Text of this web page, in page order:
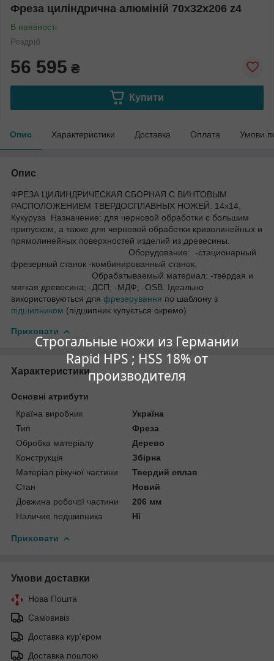
Строгальные ножи из Германии
Rapid HPS ; HSS 18% от
производителя
Фреза циліндрична алюміній 70х32х206 z4
В наявності
Роздріб
56 595 ₴
Купити
Опис Характеристики Доставка Оплата Умови
Опис
ФРЕЗА ЦИЛИНДРИЧЕСКАЯ СБОРНАЯ С ВИНТОВЫМ
РАСПОЛОЖЕНИЕМ ТВЕРДОСПЛАВНЫХ НОЖЕЙ. 14х14,
Кукуруза Назначение: для черновой обработки с большим
припуском, а также для черновой обработки криволинейных и
прямолинейных поверхностей изделий из древесины.
Оборудование: -стационарный
фрезерный станок -комбинированный станок.
Обрабатываемый материал: -твёрдая и
мягкая древесина; -ДСП; -МДФ; -OSB. Ідеально
використовуються для фрезерування по шаблону з
підшипником (підшипник купується окремо)
Приховати
Характеристики
Основні атрибути
Країна виробник
Україна
Тип
Фреза
Обробка матеріалу
Дерево
Конструкція
Збірна
Матеріал ріжучої частини
Твердий сплав
Стан
Новий
Довжина робочої частини
206 мм
Наличие подшипника
Ні
Приховати
Умови доставки
Нова Пошта
Самовивіз
Доставка кур'єром
Доставка поштою